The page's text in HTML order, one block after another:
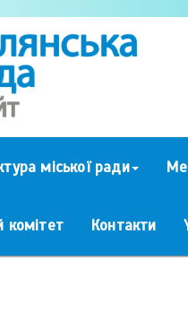
міської ради
комітет Контакти